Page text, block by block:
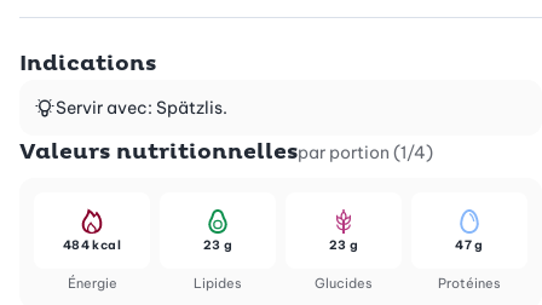
Indications
Servir avec: Spätzlis.
Valeurs nutritionnellespar portion (1/4)
Énergie
484 kcal
Lipides
23 g
Glucides
23 g
Protéines
47 g